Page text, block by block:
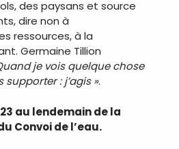
des paysans et source
dire non à
ressources, à la
Germaine Tillion
je vois quelque chose
: j’agis ».
au lendemain de la
Convoi de l’eau.